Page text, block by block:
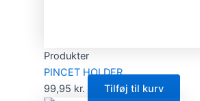
Produkter
PINCET HOLDER
99,95 kr. Tilføj til kurv